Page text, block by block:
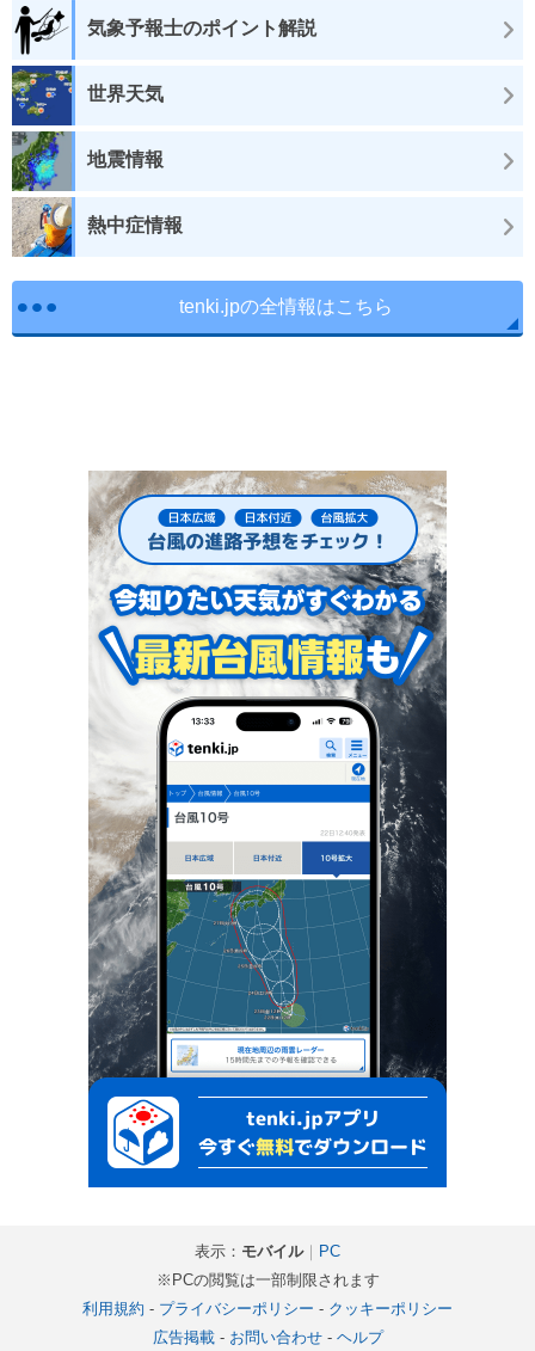
気象予報士のポイント解説
世界天気
地震情報
熱中症情報
tenki.jpの全情報はこちら
表示： モバイル｜ PC
※PCの閲覧は一部制限されます
利用規約 - プライバシーポリシー - クッキーポリシー
広告掲載- お問い合わせ- ヘルプ